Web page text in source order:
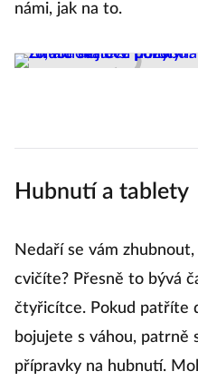
námi, jak na to.
Hubnutí a tablety
Nedaří se vám
cvičíte? Přesně to bývá
čtyřicítce. Pokud patříte
bojujete s váhou, patrně
přípravky na hubnutí.